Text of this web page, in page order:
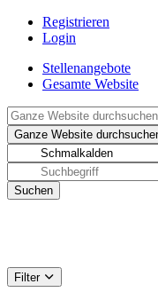
Registrieren
Login
Stellenangebote
Gesamte Website
Filter